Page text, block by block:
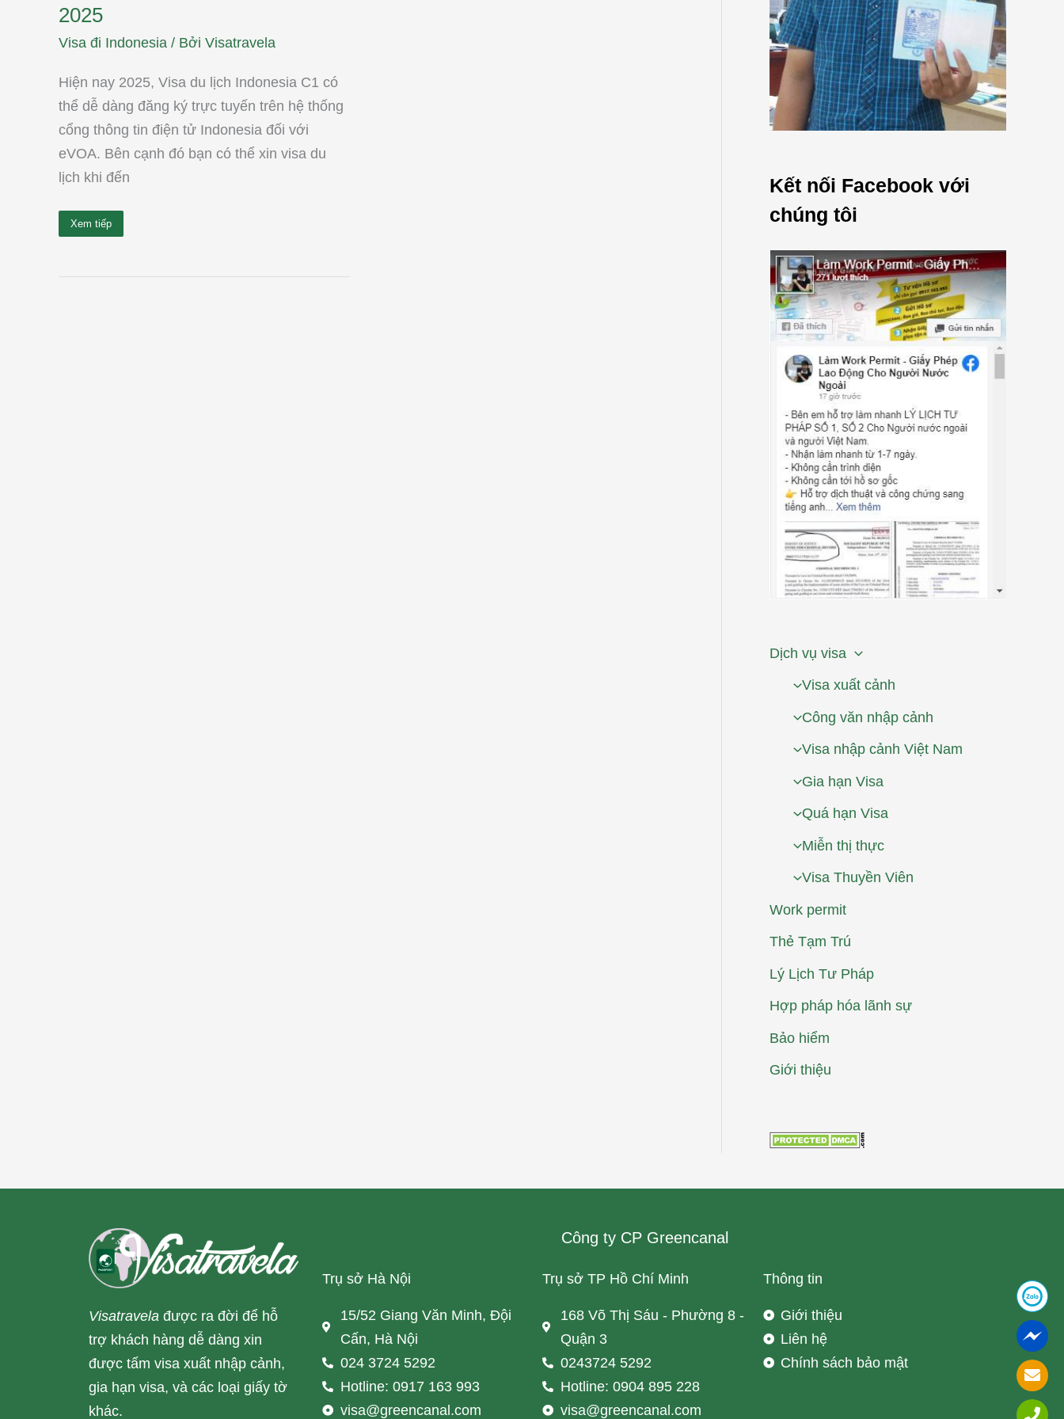
2025
Visa đi Indonesia / Bởi Visatravela
Hiện nay 2025, Visa du lịch Indonesia C1 có
thể dễ dàng đăng ký trực tuyến trên hệ thống
cổng thông tin điện tử Indonesia đối với
eVOA. Bên cạnh đó bạn có thể xin visa du
lịch khi đến
Xem tiếp
Kết nối Facebook với
chúng tôi
Dịch vụ visa
Visa xuất cảnh
Công văn nhập cảnh
Visa nhập cảnh Việt Nam
Gia hạn Visa
Quá hạn Visa
Miễn thị thực
Visa Thuyền Viên
Work permit
Thẻ Tạm Trú
Lý Lịch Tư Pháp
Hợp pháp hóa lãnh sự
Bảo hiểm
Giới thiệu
Visatravela được ra đời để hỗ
trợ khách hàng dễ dàng xin
được tấm visa xuất nhập cảnh,
gia hạn visa, và các loại giấy tờ
khác.
Công ty CP Greencanal
Trụ sở Hà Nội
15/52 Giang Văn Minh, Đội
Cấn, Hà Nội
024 3724 5292
Hotline: 0917 163 993
visa@greencanal.com
Trụ sở TP Hồ Chí Minh
168 Võ Thị Sáu - Phường 8 -
Quận 3
0243724 5292
Hotline: 0904 895 228
visa@greencanal.com
Thông tin
Giới thiệu
Liên hệ
Chính sách bảo mật